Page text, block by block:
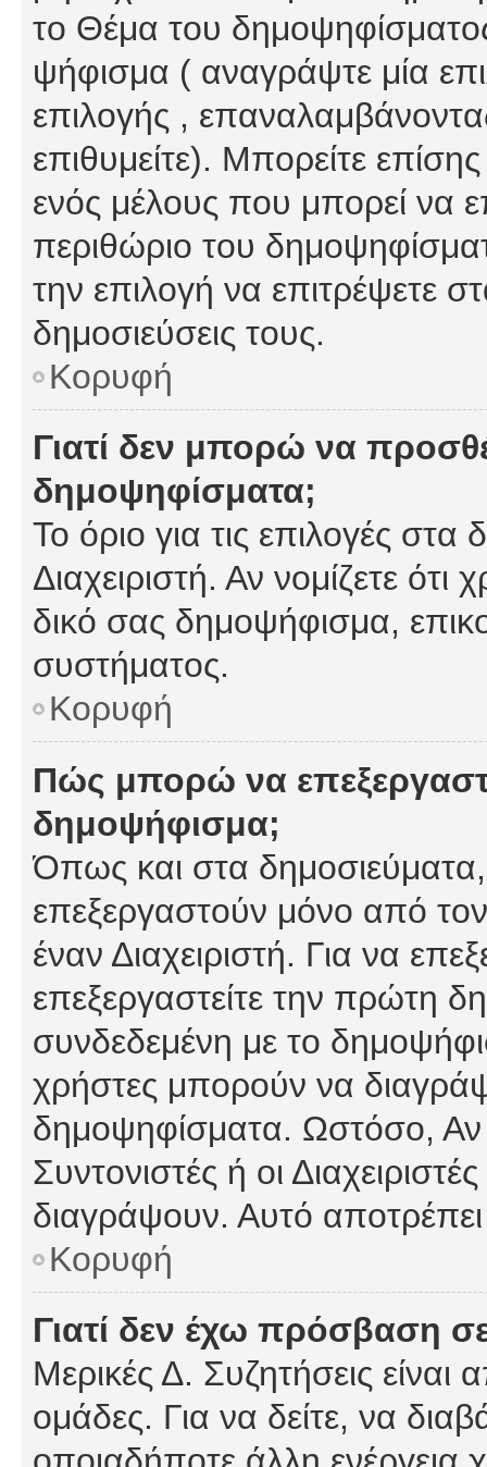
το Θέμα του
ψήφισμα ( αναγράψτε μία
επιλογής ,
επιθυμείτε). Μπορείτε
ενός μέλους που μπορεί να
περιθώριο του
την επιλογή να επιτρέψετε
δημοσιεύσεις τους.
Κορυφή
Γιατί δεν μπορώ να
δημοψηφίσματα;
Το όριο για τις επιλογές
Διαχειριστή. Αν νομίζετε ότι
δικό σας δημοψήφισμα,
συστήματος.
Κορυφή
Πώς μπορώ να
δημοψήφισμα;
Όπως και στα
επεξεργαστούν μόνο από
έναν Διαχειριστή. Για να
επεξεργαστείτε την πρώτη
συνδεδεμένη με το
χρήστες μπορούν να
δημοψηφίσματα. Ωστόσο, Αν
Συντονιστές ή οι
διαγράψουν. Αυτό
Κορυφή
Γιατί δεν έχω πρόσβαση
Μερικές Δ. Συζητήσεις είναι
ομάδες. Για να δείτε, να